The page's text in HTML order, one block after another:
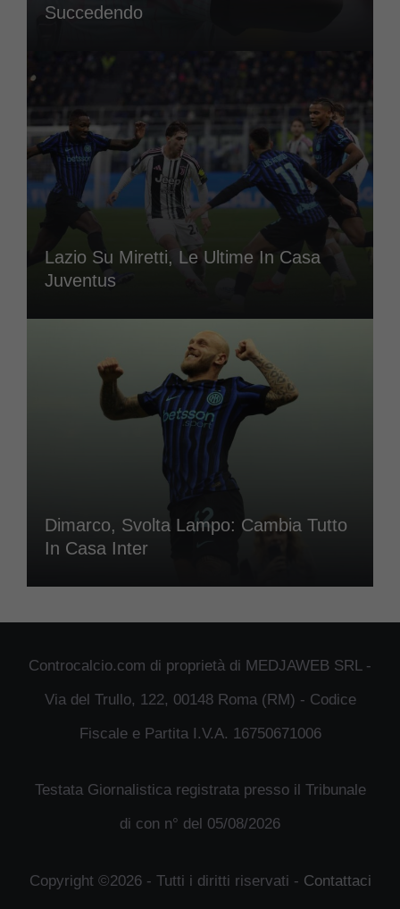
Succedendo
Lazio Su Miretti, Le Ultime In Casa
Juventus
Dimarco, Svolta Lampo: Cambia Tutto
In Casa Inter
Controcalcio.com di proprietà di MEDJAWEB SRL -
Via del Trullo, 122, 00148 Roma (RM) - Codice
Fiscale e Partita I.V.A. 16750671006
Testata Giornalistica registrata presso il Tribunale
di con n° del 05/08/2026
Copyright ©2026 - Tutti i diritti riservati - Contattaci